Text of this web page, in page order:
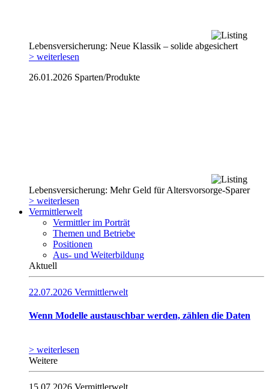
Lebensversicherung: Neue Klassik – solide abgesichert
> weiterlesen
26.01.2026 Sparten/Produkte
Lebensversicherung: Mehr Geld für Altersvorsorge-Sparer
> weiterlesen
Vermittlerwelt
Vermittler im Porträt
Themen und Betriebe
Positionen
Aus- und Weiterbildung
Aktuell
22.07.2026 Vermittlerwelt
Wenn Modelle austauschbar werden, zählen die Daten
> weiterlesen
Weitere